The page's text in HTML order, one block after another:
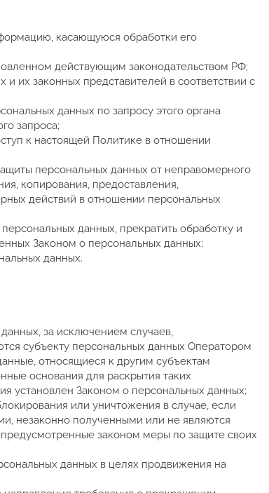
касающуюся обработки его
действующим законодательством РФ;
их законных представителей в соответствии с
данных по запросу этого органа
запроса;
к настоящей Политике в отношении
персональных данных от неправомерного
копирования, предоставления,
действий в отношении персональных
данных, прекратить обработку и
Законом о персональных данных;
данных.
за исключением случаев,
субъекту персональных данных Оператором
относящиеся к другим субъектам
основания для раскрытия таких
установлен Законом о персональных данных;
или уничтожения в случае, если
незаконно полученными или не являются
законом меры по защите своих
данных в целях продвижения на